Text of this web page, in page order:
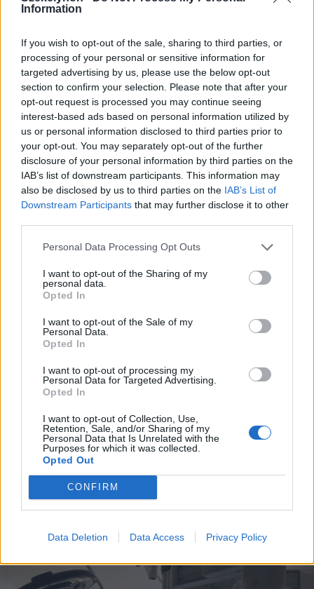
Information
If you wish to opt-out of the sale, sharing to third parties, or
processing of your personal or sensitive information for
targeted advertising by us, please use the below opt-out
section to confirm your selection. Please note that after your
opt-out request is processed you may continue seeing
interest-based ads based on personal information utilized by
us or personal information disclosed to third parties prior to
your opt-out. You may separately opt-out of the further
disclosure of your personal information by third parties on the
IAB’s list of downstream participants. This information may
also be disclosed by us to third parties on the IAB’s List of
Downstream Participants that may further disclose it to other
Personal Data Processing Opt Outs
I want to opt-out of the Sharing of my
personal data.
Opted In
I want to opt-out of the Sale of my
Personal Data.
Opted In
I want to opt-out of processing my
Personal Data for Targeted Advertising.
Opted In
I want to opt-out of Collection, Use,
Retention, Sale, and/or Sharing of my
Personal Data that Is Unrelated with the
Purposes for which it was collected.
Opted Out
CONFIRM
Data Deletion Data Access Privacy Policy
enyhítéséről szóló intézkedéseket
fogadott el a kormány
2026. augusztus 06., csütörtök
Bolojan szerint négy éve a
közlekedési minisztériumnál van
egy projekt, ami a Duna
vízhozamának növelését segítené
elő